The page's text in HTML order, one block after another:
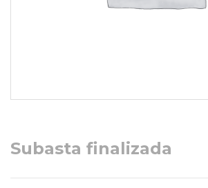
Subasta finalizada